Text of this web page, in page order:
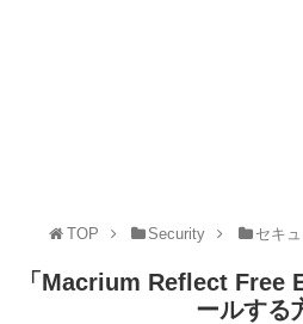
TOP Security セキ
「Macrium Reflect Free
ールする